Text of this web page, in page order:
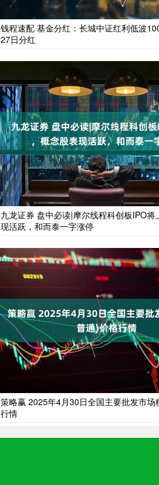
钱程速配 基金分红：长城中证红利低波
27日分红
九龙证券 盘中必读|摩尔线程科创板IPO将
现活跃，和而泰一字涨停
策略赢 2025年4月30日全国主要批发市场
行情